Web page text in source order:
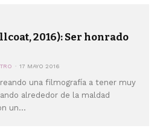
2016): Ser honrado
17 MAYO 2016
una filmografía a tener muy
alrededor de la maldad
un...